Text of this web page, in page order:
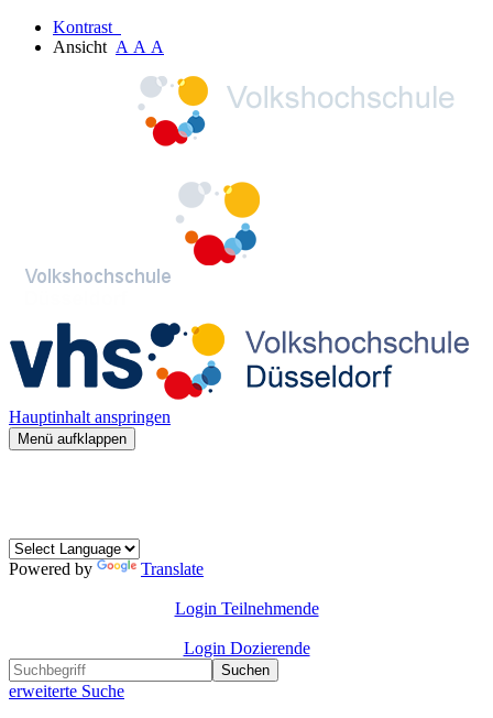
Kontrast
Ansicht A A A
Hauptinhalt anspringen
Menü aufklappen
Powered by Translate
Login Teilnehmende
Login Dozierende
Suchen
erweiterte Suche